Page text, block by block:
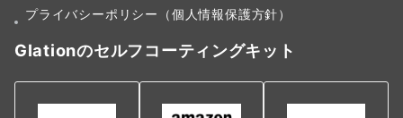
プライバシーポリシー（個人情報保護方針）
Glationのセルフコーティングキット